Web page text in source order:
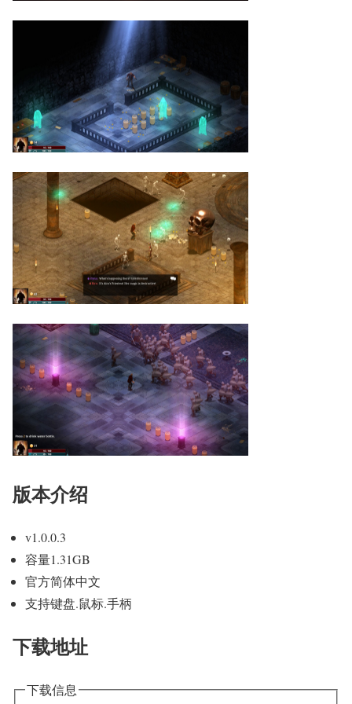
版本介绍
v1.0.0.3
容量1.31GB
官方简体中文
支持键盘.鼠标.手柄
下载地址
下载信息